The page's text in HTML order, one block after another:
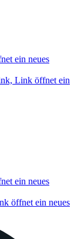
ein neues
Link öffnet ein
ein neues
öffnet ein neues